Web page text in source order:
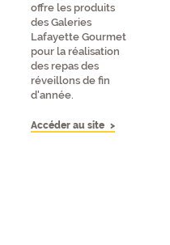
offre les produits
des Galeries
Lafayette Gourmet
pour la réalisation
des repas des
réveillons de fin
d'année.
Accéder au site